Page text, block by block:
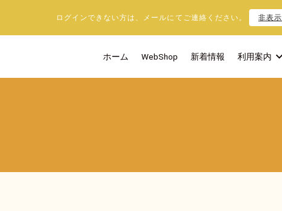
ログインできない方は、メールにてご連絡ください。 非表示
ホーム WebShop 新着情報 利用案内